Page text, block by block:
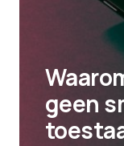
geen